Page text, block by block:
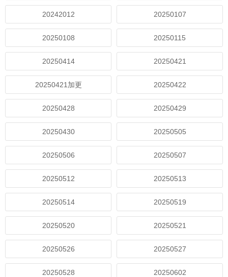
20242012 20250107
20250108 20250115
20250414 20250421
20250421加更 20250422
20250428 20250429
20250430 20250505
20250506 20250507
20250512 20250513
20250514 20250519
20250520 20250521
20250526 20250527
20250528 20250602